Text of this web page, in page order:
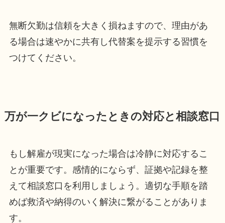
無断欠勤は信頼を大きく損ねますので、理由があ
る場合は速やかに共有し代替案を提示する習慣を
つけてください。
万が一クビになったときの対応と相談窓口
もし解雇が現実になった場合は冷静に対応するこ
とが重要です。感情的にならず、証拠や記録を整
えて相談窓口を利用しましょう。適切な手順を踏
めば救済や納得のいく解決に繋がることがありま
す。